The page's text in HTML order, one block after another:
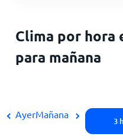
Clima por hora
para mañana
Ayer
3
Mañana